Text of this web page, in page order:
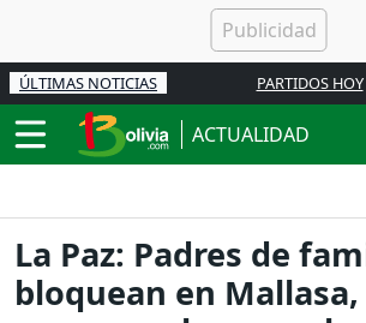
ÚLTIMAS NOTICIAS PARTIDOS HOY
ACTUALIDAD
La Paz: Padres de
bloquean en